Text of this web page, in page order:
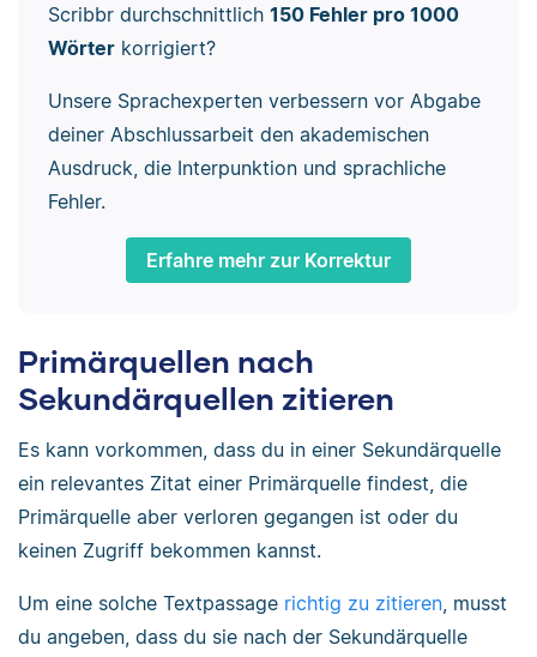
Scribbr durchschnittlich 150 Fehler pro 1000
Wörterkorrigiert?
Unsere Sprachexperten verbessern vor Abgabe
deiner Abschlussarbeit den akademischen
Ausdruck, die Interpunktion und sprachliche
Fehler.
Erfahre mehr zur Korrektur
Primärquellen nach
Sekundärquellen zitieren
Es kann vorkommen, dass du in einer Sekundärquelle
ein relevantes Zitat einer Primärquelle findest, die
Primärquelle aber verloren gegangen ist oder du
keinen Zugriff bekommen kannst.
Um eine solche Textpassage richtig zu zitieren, musst
du angeben, dass du sie nach der Sekundärquelle